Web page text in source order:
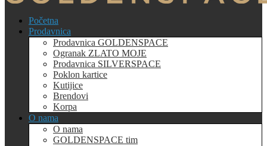
Početna
Prodavnica
Prodavnica GOLDENSPACE
Ogranak ZLATO MOJE
Prodavnica SILVERSPACE
Poklon kartice
Kutijice
Brendovi
Korpa
O nama
O nama
GOLDENSPACE tim